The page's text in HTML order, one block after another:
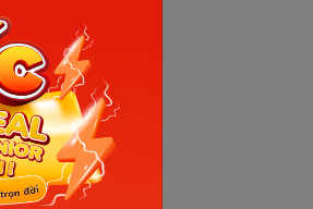
mới
trí
hiệncai
buộc
thể là: